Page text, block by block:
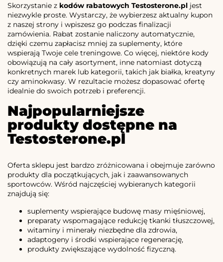
Skorzystanie z kodów rabatowych Testosterone.pl jest
niezwykle proste. Wystarczy, że wybierzesz aktualny kupon
z naszej strony i wpiszesz go podczas finalizacji
zamówienia. Rabat zostanie naliczony automatycznie,
dzięki czemu zapłacisz mniej za suplementy, które
wspierają Twoje cele treningowe. Co więcej, niektóre kody
obowiązują na cały asortyment, inne natomiast dotyczą
konkretnych marek lub kategorii, takich jak białka, kreatyny
czy aminokwasy. W rezultacie możesz dopasować ofertę
idealnie do swoich potrzeb i preferencji.
Najpopularniejsze
produkty dostępne na
Testosterone.pl
Oferta sklepu jest bardzo zróżnicowana i obejmuje zarówno
produkty dla początkujących, jak i zaawansowanych
sportowców. Wśród najczęściej wybieranych kategorii
znajdują się:
suplementy wspierające budowę masy mięśniowej,
preparaty wspomagające redukcję tkanki tłuszczowej,
witaminy i minerały niezbędne dla zdrowia,
adaptogeny i środki wspierające regenerację,
produkty zwiększające wydolność fizyczną.